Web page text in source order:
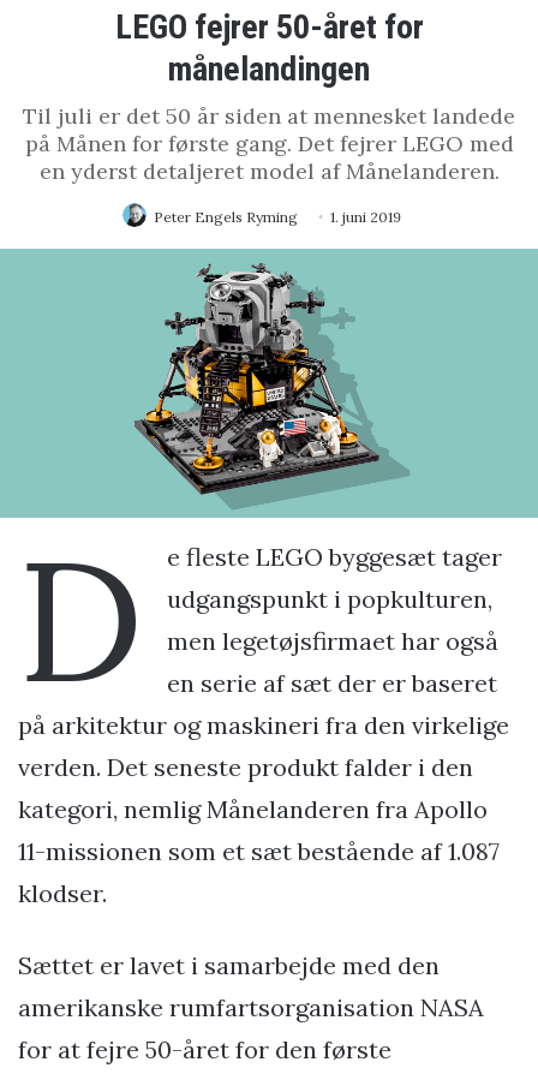
LEGO fejrer 50-året for
månelandingen
Til juli er det 50 år siden at mennesket landede
på Månen for første gang. Det fejrer LEGO med
en yderst detaljeret model af Månelanderen.
Peter Engels Ryming 1. juni 2019
D
e fleste LEGO byggesæt tager
udgangspunkt i popkulturen,
men legetøjsfirmaet har også
en serie af sæt der er baseret
på arkitektur og maskineri fra den virkelige
verden. Det seneste produkt falder i den
kategori, nemlig Månelanderen fra Apollo
11-missionen som et sæt bestående af 1.087
klodser.
Sættet er lavet i samarbejde med den
amerikanske rumfartsorganisation NASA
for at fejre 50-året for den første